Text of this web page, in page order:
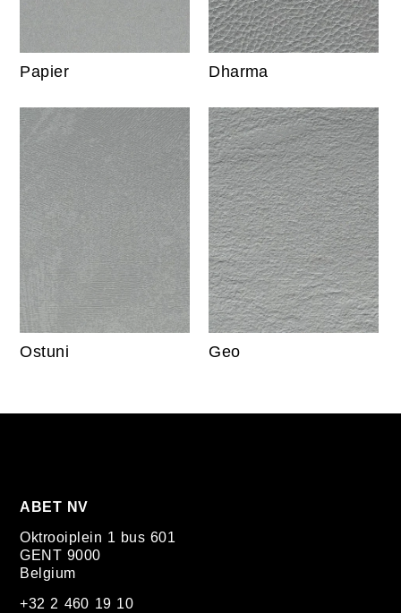
Papier Dharma
Ostuni Geo
ABET NV
Oktrooiplein 1 bus 601
GENT 9000
Belgium
+32 2 460 19 10